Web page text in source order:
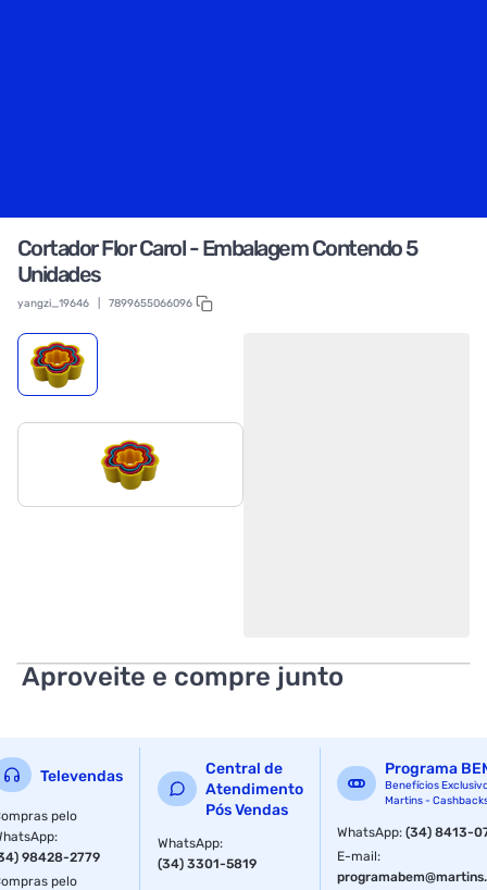
Cortador Flor Carol - Embalagem Contendo 5
Unidades
yangzi_19646 7899655066096
Aproveite e compre junto
Televendas
pelo
:
98428-2779
pelo
Central de
Atendimento
Pós Vendas
WhatsApp:
(34) 3301-5819
Programa
Benefícios
Martins -
WhatsApp:(34) 8413-
E-mail: